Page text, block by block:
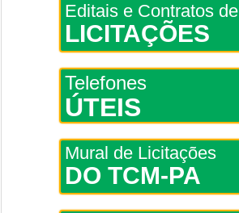
Editais e Contratos de
LICITAÇÕES
Telefones
ÚTEIS
Mural de Licitações
DO TCM-PA